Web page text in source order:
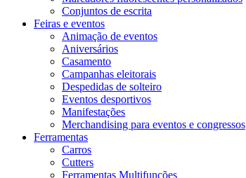
Conjuntos de escrita
Feiras e eventos
Animação de eventos
Aniversários
Casamento
Campanhas eleitorais
Despedidas de solteiro
Eventos desportivos
Manifestações
Merchandising para eventos e congressos
Ferramentas
Carros
Cutters
Ferramentas Multifunções